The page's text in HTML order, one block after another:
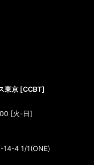
東京 [CCBT]
[火-日]
14-4 1/1(ONE)